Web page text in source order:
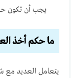
يجب أن تكون
ما حكم أخذ
يتعامل العديد مع